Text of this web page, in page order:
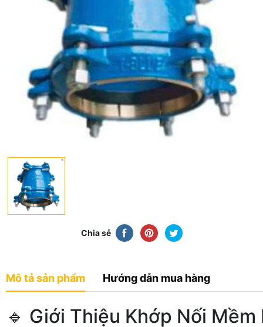
Chia sẻ
Mô tả sản phẩm Hướng dẫn mua hàng
🔹 Giới Thiệu Khớp Nối Mềm